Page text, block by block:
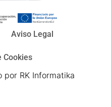
Aviso Legal
Cookies
por RK Informatika